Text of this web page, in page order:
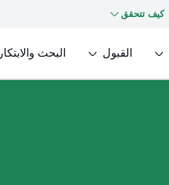
كيف تتحقق
القبول البحث والابتكار